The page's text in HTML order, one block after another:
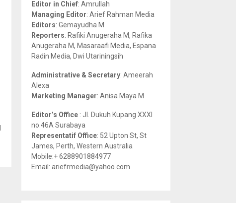
r
:
R
H
Editor in Chief: Amrullah
Managing Editor: Arief Rahman Media
Editors: Gemayudha M
Reporters: Rafiki Anugeraha M, Rafika
Anugeraha M, Masaraafi Media, Espana
Radin Media, Dwi Utariningsih
Administrative & Secretary: Ameerah
Alexa
Marketing Manager: Anisa Maya M
Editor’s Office : Jl. Dukuh Kupang XXXI
no.46A Surabaya
Representatif Office: 52 Upton St, St
James, Perth, Western Australia
Mobile:+ 6288901884977
Email: ariefrmedia@yahoo.com